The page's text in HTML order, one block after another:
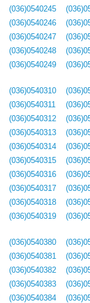
(036)0540245
(036)0540246
(036)0540247
(036)0540248
(036)0540249
(036)0540310
(036)0540311
(036)0540312
(036)0540313
(036)0540314
(036)0540315
(036)0540316
(036)0540317
(036)0540318
(036)0540319
(036)0540380
(036)0540381
(036)0540382
(036)0540383
(036)0540384